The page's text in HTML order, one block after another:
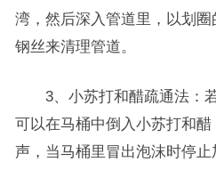
湾，然后深入管道里，以划
钢丝来清理管道。
3、小苏打和醋疏通法：若
可以在马桶中倒入小苏打和
声，当马桶里冒出泡沫时停